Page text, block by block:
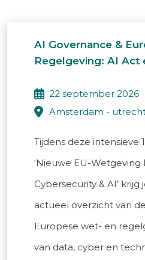
AI Governance &
Regelgeving: AI Act
22 september 2026
amsterdam -
Tijdens deze intensieve
‘Nieuwe EU-Wetgeving
Cybersecurity & AI’
actueel overzicht van
Europese wet- en
van data, cyber en